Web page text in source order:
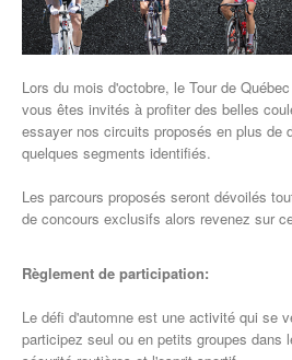
Lors du mois d'octobre, le Tour de
vous êtes invités à profiter des belles
essayer nos circuits proposés en plus de
quelques segments identifiés.
Les parcours proposés seront dévoilés
de concours exclusifs alors revenez sur
Règlement de participation:
Le défi d'automne est une activité qui se
participez seul ou en petits groupes dans